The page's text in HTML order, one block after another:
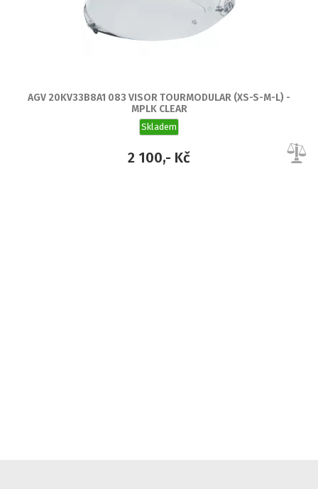
AGV 20KV33B8A1 083 VISOR TOURMODULAR (XS-S-M-L) -
MPLK CLEAR
Skladem
2 100,- Kč